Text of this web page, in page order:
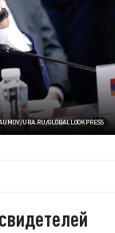
URA.RU/GLOBALLOOKPRESS